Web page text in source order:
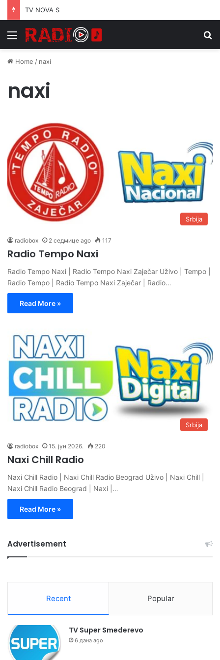
TV NOVA S
Menu
Home / naxi
naxi
Srbija
radiobox 2 седмице ago 117
Radio Tempo Naxi
Radio Tempo Naxi | Radio Tempo Naxi Zaječar Uživo | Tempo |
Radio Tempo | Radio Tempo Naxi Zaječar | Radio…
Read More »
Srbija
radiobox 15. јун 2026. 220
Naxi Chill Radio
Naxi Chill Radio | Naxi Chill Radio Beograd Uživo | Naxi Chill |
Naxi Chill Radio Beograd | Naxi |…
Read More »
Advertisement
Recent Popular
TV Super Smederevo
6 дана ago